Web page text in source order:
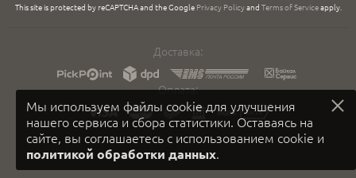
Мы используем файлы cookie для улучшения
нашего сервиса и сбора статистики. Оставаясь на
сайте, вы соглашаетесь с использованием cookie и
политикой обработки данных.
This site is protected by reCAPTCHA and the Google Privacy Policyand Terms of Serviceapply.
Доставка:
Оплата: